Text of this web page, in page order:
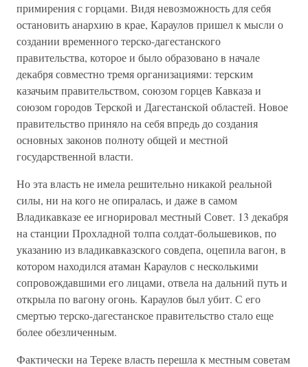
примирения с горцами. Видя невозможность для себя
остановить анархию в крае, Караулов пришел к мысли о
создании временного терско-дагестанского
правительства, которое и было образовано в начале
декабря совместно тремя организациями: терским
казачьим правительством, союзом горцев Кавказа и
союзом городов Терской и Дагестанской областей. Новое
правительство приняло на себя впредь до создания
основных законов полноту общей и местной
государственной власти.
Но эта власть не имела решительно никакой реальной
силы, ни на кого не опиралась, и даже в самом
Владикавказе ее игнорировал местный Совет. 13 декабря
на станции Прохладной толпа солдат-большевиков, по
указанию из владикавказского совдепа, оцепила вагон, в
котором находился атаман Караулов с несколькими
сопровождавшими его лицами, отвела на дальний путь и
открыла по вагону огонь. Караулов был убит. С его
смертью терско-дагестанское правительство стало еще
более обезличенным.
Фактически на Тереке власть перешла к местным советам